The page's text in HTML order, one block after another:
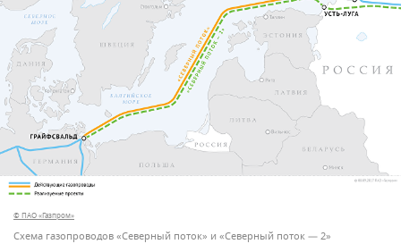
© ПАО «Газпром»
Схема газопроводов «Северный поток» и «Северный поток — 2»